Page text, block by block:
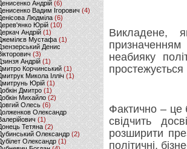
Андрій (6)
Вадим Ігорович (4)
Людміла(6)
Юрій(10)
Андрій(1)
Мустафа (1)
Денис
(3)
Андрій (1)
Корчинський (1)
Микола Ілліч (1)
Юрій (1)
Дмитро(1)
Михайло (2)
Олесь (6)
Олександр
(1)
Тетяна (2)
Олександр(2)
Олександр (1)
Викладене,
неабияку
простежується
Фактично – це
свідчить
розширити
політичні,